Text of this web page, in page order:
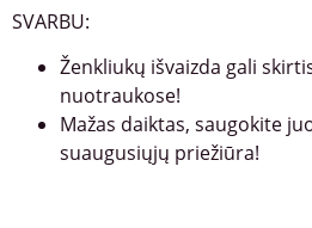
SVARBU:
Ženkliukų išvaizda gali
nuotraukose!
Mažas daiktas, saugokite
suaugusiųjų priežiūra!